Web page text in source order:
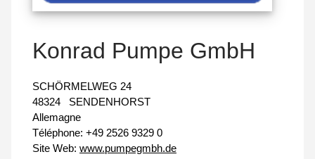
Konrad Pumpe GmbH
SCHÖRMELWEG 24
48324
SENDENHORST
Allemagne
Téléphone: +49 2526 9329 0
Site Web: www.pumpegmbh.de